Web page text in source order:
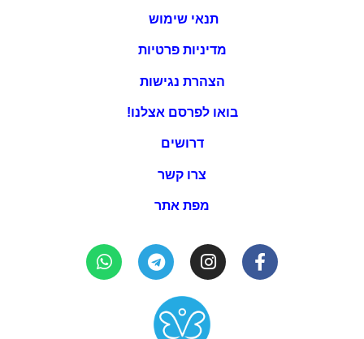
תנאי שימוש
מדיניות פרטיות
הצהרת נגישות
בואו לפרסם אצלנו!
דרושים
צרו קשר
מפת אתר